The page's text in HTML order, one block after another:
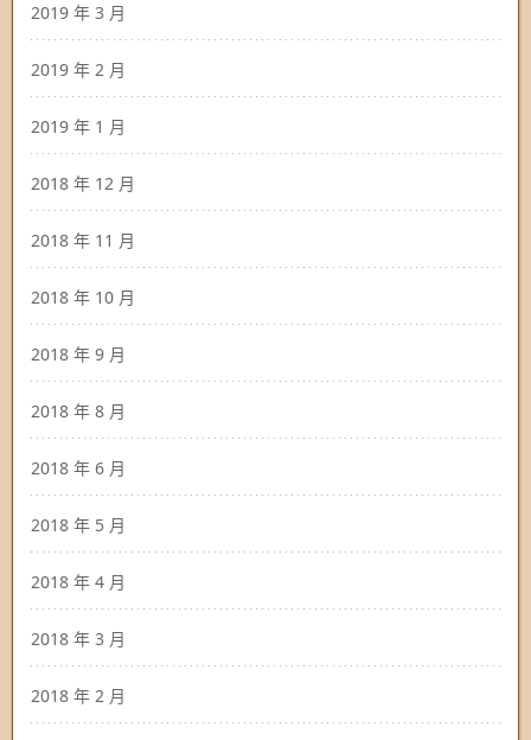
2019 年 3 月
2019 年 2 月
2019 年 1 月
2018 年 12 月
2018 年 11 月
2018 年 10 月
2018 年 9 月
2018 年 8 月
2018 年 6 月
2018 年 5 月
2018 年 4 月
2018 年 3 月
2018 年 2 月